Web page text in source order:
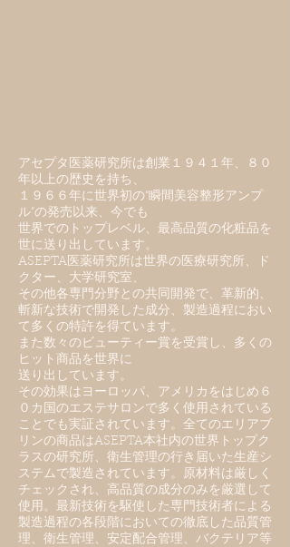
アセプタ医薬研究所は創業１９４１年、８０
年以上の歴史を持ち、
１９６６年に世界初の“瞬間美容整形アンプ
ル”の発売以来、今でも
世界でのトップレベル、最高品質の化粧品を
世に送り出しています。
ASEPTA医薬研究所は世界の医療研究所、ド
クター、大学研究室、
その他各専門分野との共同開発で、革新的、
斬新な技術で開発した成分、製造過程におい
て多くの特許を得ています。
また数々のビューティー賞を受賞し、多くの
ヒット商品を世界に
送り出しています。
その効果はヨーロッパ、アメリカをはじめ６
０カ国のエステサロンで多く使用されている
ことでも実証されています。全てのエリアブ
リンの商品はASEPTA本社内の世界トップク
ラスの研究所、衛生管理の行き届いた生産シ
ステムで製造されています。原材料は厳しく
チェックされ、高品質の成分のみを厳選して
使用。最新技術を駆使した専門技術者による
製造過程の各段階においての徹底した品質管
理、衛生管理、安定配合管理、バクテリア等